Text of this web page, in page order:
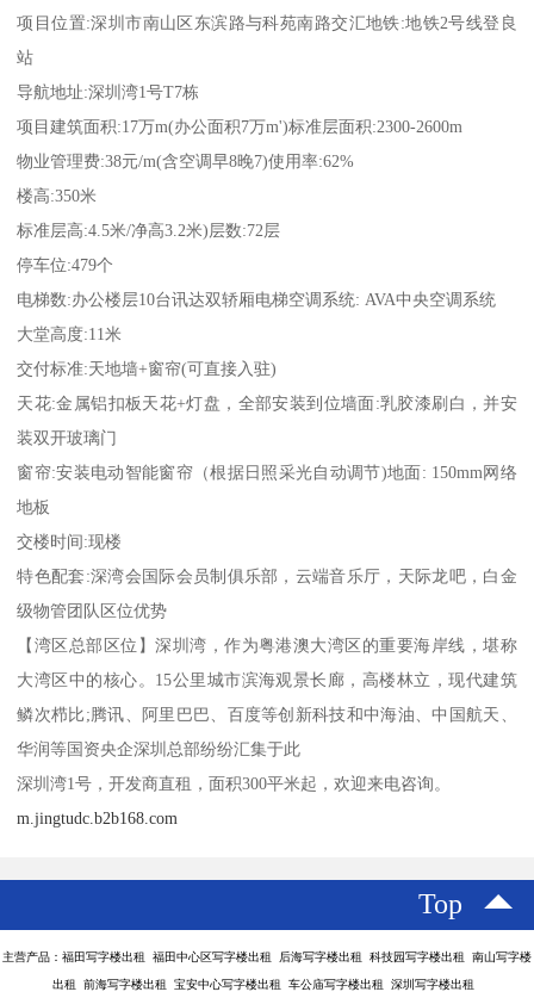
项目位置:深圳市南山区东滨路与科苑南路交汇地铁:地铁2号线登良
站
导航地址:深圳湾1号T7栋
项目建筑面积:17万m(办公面积7万m')标准层面积:2300-2600m
物业管理费:38元/m(含空调早8晚7)使用率:62%
楼高:350米
标准层高:4.5米/净高3.2米)层数:72层
停车位:479个
电梯数:办公楼层10台讯达双轿厢电梯空调系统: AVA中央空调系统
大堂高度:11米
交付标准:天地墙+窗帘(可直接入驻)
天花:金属铝扣板天花+灯盘，全部安装到位墙面:乳胶漆刷白，并安
装双开玻璃门
窗帘:安装电动智能窗帘（根据日照采光自动调节)地面: 150mm网络
地板
交楼时间:现楼
特色配套:深湾会国际会员制俱乐部，云端音乐厅，天际龙吧，白金
级物管团队区位优势
【湾区总部区位】深圳湾，作为粤港澳大湾区的重要海岸线，堪称
大湾区中的核心。15公里城市滨海观景长廊，高楼林立，现代建筑
鳞次栉比;腾讯、阿里巴巴、百度等创新科技和中海油、中国航天、
华润等国资央企深圳总部纷纷汇集于此
深圳湾1号，开发商直租，面积300平米起，欢迎来电咨询。
m.jingtudc.b2b168.com
Top
主营产品：福田写字楼出租 福田中心区写字楼出租 后海写字楼出租 科技园写字楼出租 南山写字楼
出租 前海写字楼出租 宝安中心写字楼出租 车公庙写字楼出租 深圳写字楼出租